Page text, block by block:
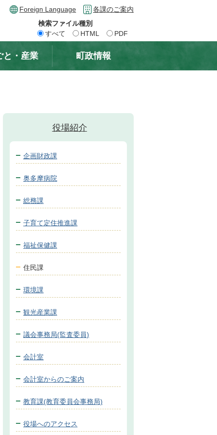
Foreign Language
各課のご案内
検索ファイル種別
すべて
HTML PDF
と・産業 町政情報
役場紹介
企画財政課
奥多摩病院
総務課
子育て定住推進課
福祉保健課
住民課
環境課
観光産業課
議会事務局(監査委員)
会計室
会計室からのご案内
教育課(教育委員会事務局)
役場へのアクセス